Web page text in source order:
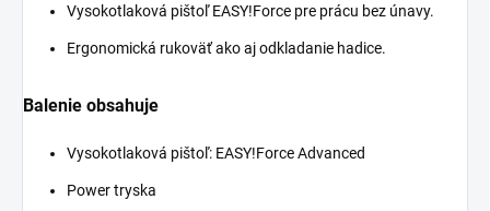
Vysokotlaková pištoľ EASY!Force pre prácu bez únavy.
Ergonomická rukoväť ako aj odkladanie hadice.
Balenie obsahuje
Vysokotlaková pištoľ: EASY!ForceAdvanced
Power tryska